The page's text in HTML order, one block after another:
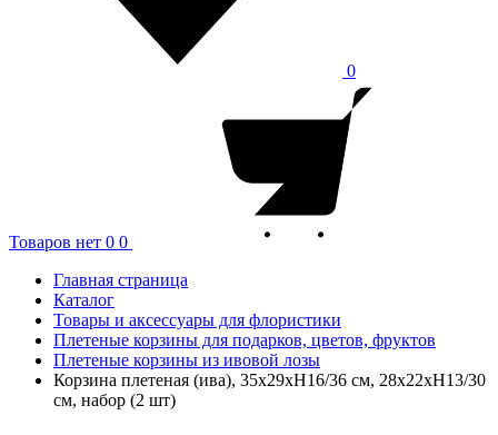
0
Товаров нет 0 0
Главная страница
Каталог
Товары и аксессуары для флористики
Плетеные корзины для подарков, цветов, фруктов
Плетеные корзины из ивовой лозы
Корзина плетеная (ива), 35x29xH16/36 см, 28x22xH13/30
см, набор (2 шт)